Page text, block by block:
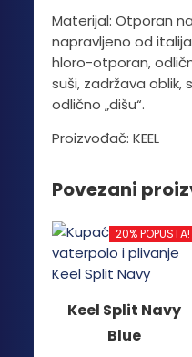
Materijal: Otporan
napravljeno od
hloro-otporan,
suši, zadržava oblik,
odlično „dišu“.
Proizvođač: KEEL
Povezani
20% POPUSTA!
Keel Split Navy
Blue